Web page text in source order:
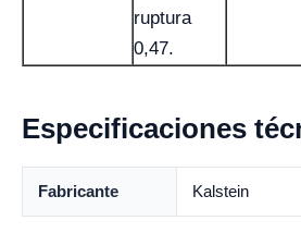
ruptura
0,47.
Especificaciones
Fabricante Kalstein